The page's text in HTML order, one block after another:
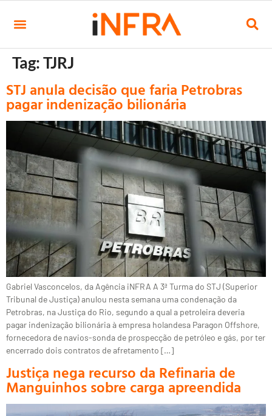
Tag:TJRJ
STJ anula decisão que faria Petrobras
pagar indenização bilionária
Gabriel Vasconcelos, da Agência iNFRA A 3ª Turma do STJ (Superior
Tribunal de Justiça) anulou nesta semana uma condenação da
Petrobras, na Justiça do Rio, segundo a qual a petroleira deveria
pagar indenização bilionária à empresa holandesa Paragon Offshore,
fornecedora de navios-sonda de prospecção de petróleo e gás, por ter
encerrado dois contratos de afretamento […]
Justiça nega recurso da Refinaria de
Manguinhos sobre carga apreendida